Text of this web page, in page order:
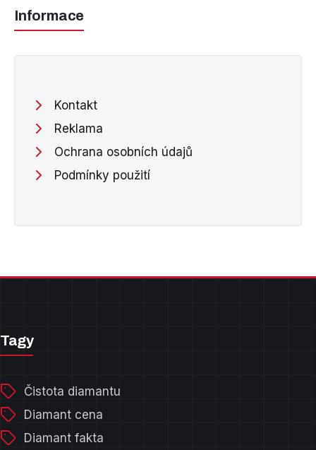
Informace
Kontakt
Reklama
Ochrana osobních údajů
Podmínky použití
Tagy
Čistota diamantu
Diamant cena
Diamant fakta